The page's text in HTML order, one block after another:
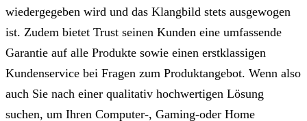
wiedergegeben wird und das Klangbild stets ausgewogen
ist. Zudem bietet Trust seinen Kunden eine umfassende
Garantie auf alle Produkte sowie einen erstklassigen
Kundenservice bei Fragen zum Produktangebot. Wenn also
auch Sie nach einer qualitativ hochwertigen Lösung
suchen, um Ihren Computer-, Gaming-oder Home